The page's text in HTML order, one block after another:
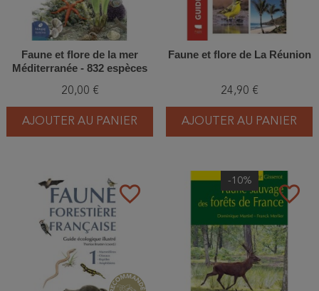
Faune et flore de la mer
Méditerranée - 832 espèces
20,00 €
AJOUTER AU PANIER
Faune et flore de La Réunion
24,90 €
AJOUTER AU PANIER
favorite_border favorite_border
-10%